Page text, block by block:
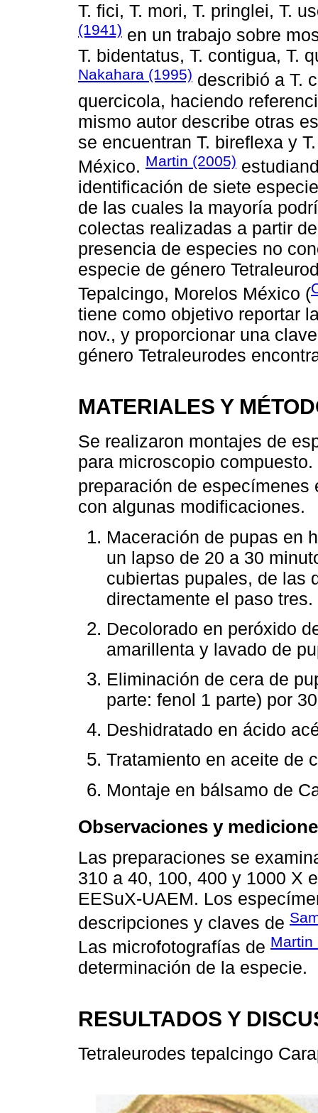
T. fici, T. mori, T. pringlei, T.
(1941) en un trabajo sobre
T. bidentatus, T. contigua, T.
Nakahara (1995) describió a T.
quercicola, haciendo
mismo autor describe otras
se encuentran T. bireflexa y
México. Martin (2005)
identificación de siete
de las cuales la mayoría
colectas realizadas a partir
presencia de especies no
especie de género
Tepalcingo, Morelos México (
tiene como objetivo reportar
nov., y proporcionar una
género Tetraleurodes
MATERIALES Y
Se realizaron montajes de
para microscopio
preparación de
con algunas modificaciones.
Maceración de pupas en
un lapso de 20 a 30
cubiertas pupales, de las
directamente el paso tres.
Decolorado en peróxido
amarillenta y lavado de
Eliminación de cera de
parte: fenol 1 parte) por
Deshidratado en ácido
Tratamiento en aceite de
Montaje en bálsamo de
Observaciones y
Las preparaciones se
310 a 40, 100, 400 y 1000 X
EESuX-UAEM. Los
descripciones y claves de
Las microfotografías de Martin
determinación de la especie.
RESULTADOS Y
Tetraleurodes tepalcingo